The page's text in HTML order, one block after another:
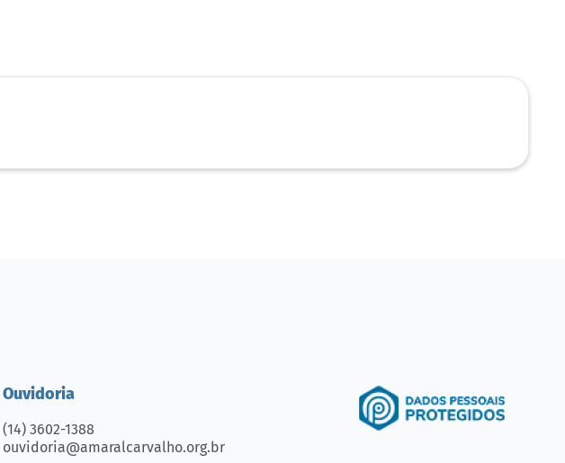
Ouvidoria
(14) 3602-1388
ouvidoria@amaralcarvalho.org.br